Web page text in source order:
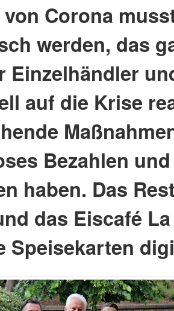
Corona
werden, das
Einzelhändler
auf die Krise
Bezahlen
haben. Das
das Eiscafé
Speisekarten